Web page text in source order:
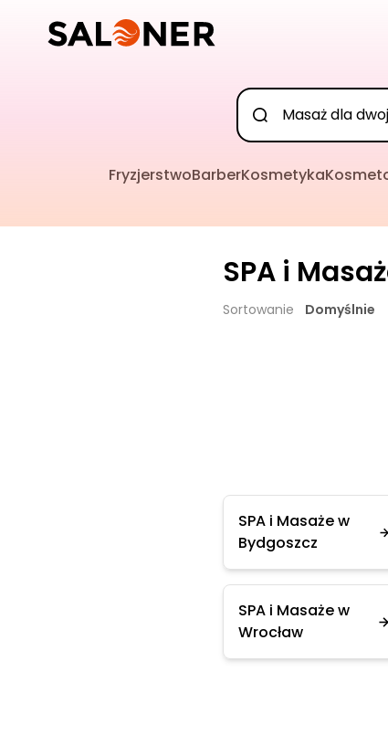
FryzjerstwoBarberKosmetyka
SPA i
Sortowanie Domyślnie
SPA i Masaże w
Bydgoszcz
SPA i Masaże w
Wrocław